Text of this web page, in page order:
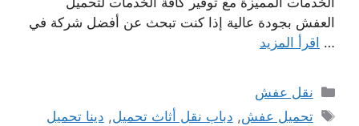
العفش بجودة عالية إذا كنت تبحث عن أفضل شركة في
… اقرأ المزيد
التصنيفات
نقل عفش
الوسوم
تحميل عفش, دباب نقل أثاث تحميل, دينا تحميل